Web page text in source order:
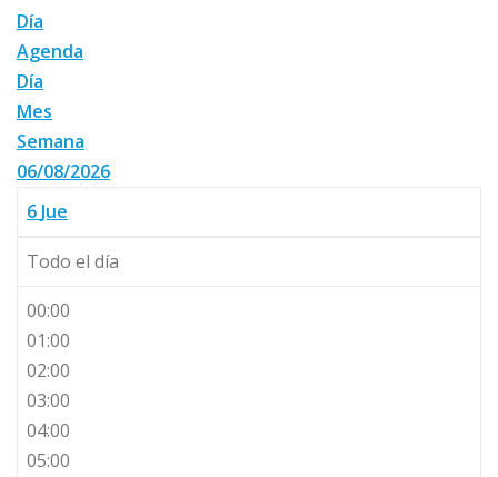
Día
Agenda
Día
Mes
Semana
06/08/2026
6Jue
Todo el día
00:00
01:00
02:00
03:00
04:00
05:00